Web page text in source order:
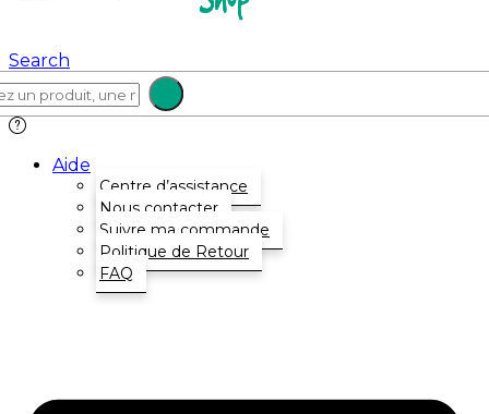
Search
Aide
Centre d’assistance
Nous contacter
Suivre ma commande
Politique de Retour
FAQ